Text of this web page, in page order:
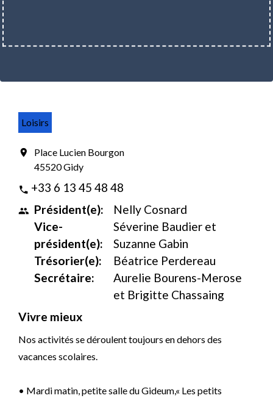
Loisirs
location_on
Place Lucien Bourgon
45520 Gidy
phone +33 6 13 45 48 48
people Président(e):
Vice-
président(e):
Trésorier(e):
Secrétaire:
Nelly Cosnard
Séverine Baudier et
Suzanne Gabin
Béatrice Perdereau
Aurelie Bourens-Merose
et Brigitte Chassaing
Vivre mieux
Nos activités se déroulent toujours en dehors des
vacances scolaires.
• Mardi matin, petite salle du Gideum,« Les petits